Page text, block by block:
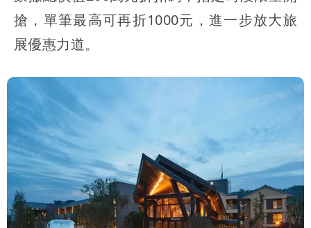
搶，單筆最高可再折1000元，進一步放大旅
展優惠力道。